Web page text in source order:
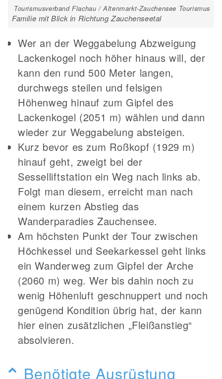
Tourismusverband Flachau / Altenmarkt-Zauchensee Tourismus
Familie mit Blick in Richtung Zauchenseetal
Wer an der Weggabelung Abzweigung
Lackenkogel noch höher hinaus will, der
kann den rund 500 Meter langen,
durchwegs steilen und felsigen
Höhenweg hinauf zum Gipfel des
Lackenkogel (2051 m) wählen und dann
wieder zur Weggabelung absteigen.
Kurz bevor es zum Roßkopf (1929 m)
hinauf geht, zweigt bei der
Sesselliftstation ein Weg nach links ab.
Folgt man diesem, erreicht man nach
einem kurzen Abstieg das
Wanderparadies Zauchensee.
Am höchsten Punkt der Tour zwischen
Höchkessel und Seekarkessel geht links
ein Wanderweg zum Gipfel der Arche
(2060 m) weg. Wer bis dahin noch zu
wenig Höhenluft geschnuppert und noch
genügend Kondition übrig hat, der kann
hier einen zusätzlichen „Fleißanstieg“
absolvieren.
Benötigte Ausrüstung